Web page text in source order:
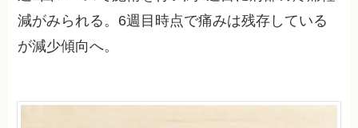
減がみられる。6週目時点で痛みは残存している
が減少傾向へ。